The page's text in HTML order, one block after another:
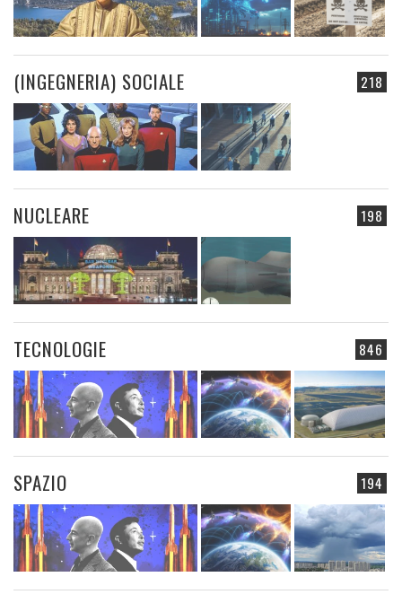
218
(INGEGNERIA) SOCIALE
198
NUCLEARE
846
TECNOLOGIE
194
SPAZIO